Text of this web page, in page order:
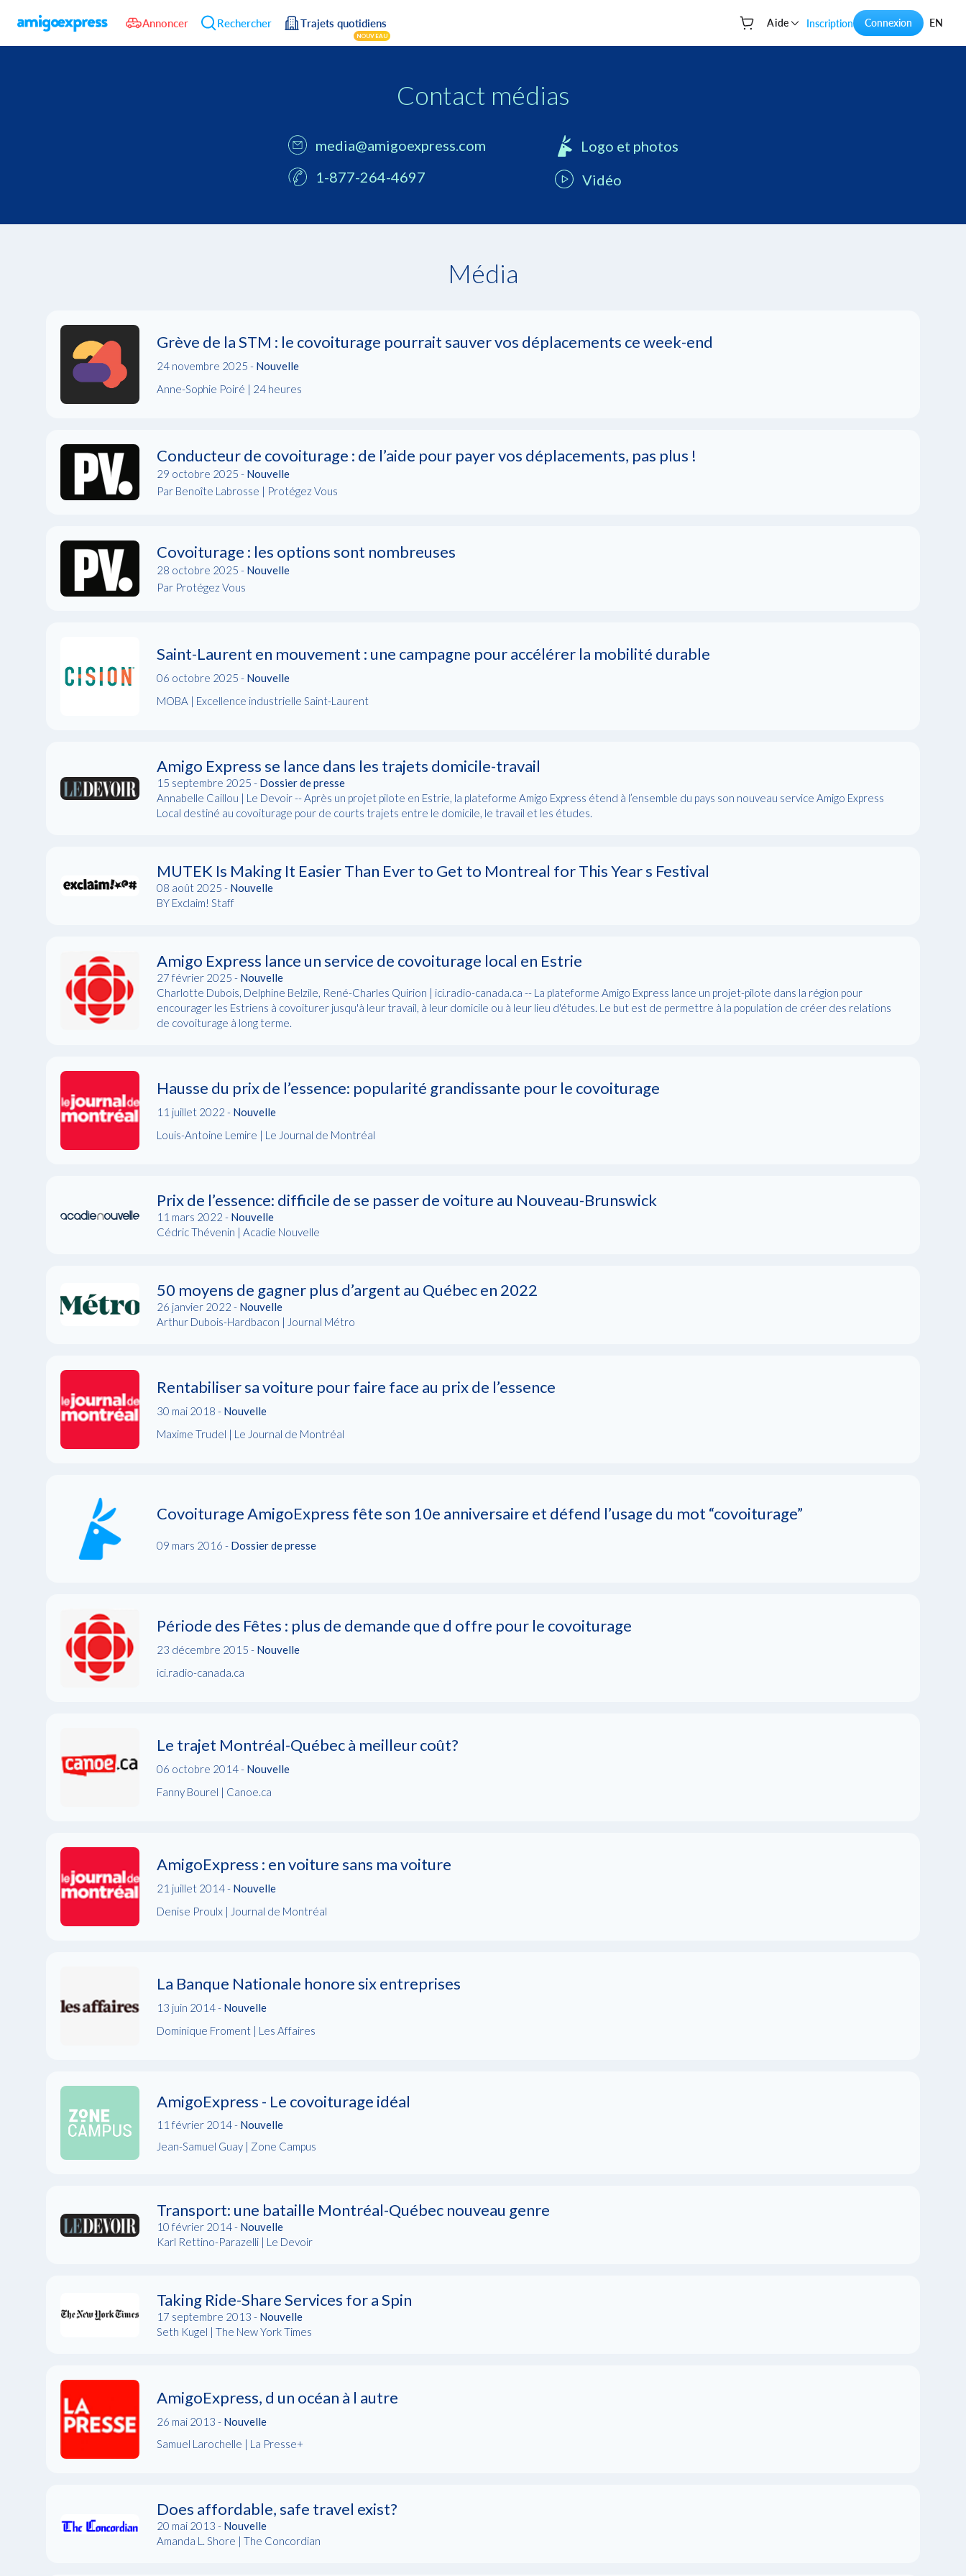
Annoncer Rechercher Trajets quotidiens
NOUVEAU
Votre panier
Aide Inscription Connexion EN
Contact médias
media@amigoexpress.com
1-877-264-4697
Logo et photos
Vidéo
Média
Grève de la STM : le covoiturage pourrait sauver vos déplacements ce week-end
24 novembre 2025 - Nouvelle
Anne-Sophie Poiré | 24 heures
Conducteur de covoiturage : de l’aide pour payer vos déplacements, pas plus !
29 octobre 2025 - Nouvelle
Par Benoîte Labrosse | Protégez Vous
Covoiturage : les options sont nombreuses
28 octobre 2025 - Nouvelle
Par Protégez Vous
Saint-Laurent en mouvement : une campagne pour accélérer la mobilité durable
06 octobre 2025 - Nouvelle
MOBA | Excellence industrielle Saint-Laurent
Amigo Express se lance dans les trajets domicile-travail
15 septembre 2025 - Dossier de presse
Annabelle Caillou | Le Devoir -- Après un projet pilote en Estrie, la plateforme Amigo Express étend à l’ensemble du pays son nouveau service Amigo Express
Local destiné au covoiturage pour de courts trajets entre le domicile, le travail et les études.
MUTEK Is Making It Easier Than Ever to Get to Montreal for This Year s Festival
08 août 2025 - Nouvelle
BY Exclaim! Staff
Amigo Express lance un service de covoiturage local en Estrie
27 février 2025 - Nouvelle
Charlotte Dubois, Delphine Belzile, René-Charles Quirion | ici.radio-canada.ca -- La plateforme Amigo Express lance un projet-pilote dans la région pour
encourager les Estriens à covoiturer jusqu'à leur travail, à leur domicile ou à leur lieu d'études. Le but est de permettre à la population de créer des relations
de covoiturage à long terme.
Hausse du prix de l’essence: popularité grandissante pour le covoiturage
11 juillet 2022 - Nouvelle
Louis-Antoine Lemire | Le Journal de Montréal
Prix de l’essence: difficile de se passer de voiture au Nouveau-Brunswick
11 mars 2022 - Nouvelle
Cédric Thévenin | Acadie Nouvelle
50 moyens de gagner plus d’argent au Québec en 2022
26 janvier 2022 - Nouvelle
Arthur Dubois-Hardbacon | Journal Métro
Rentabiliser sa voiture pour faire face au prix de l’essence
30 mai 2018 - Nouvelle
Maxime Trudel | Le Journal de Montréal
Covoiturage AmigoExpress fête son 10e anniversaire et défend l’usage du mot “covoiturage”
09 mars 2016 - Dossier de presse
Période des Fêtes : plus de demande que d offre pour le covoiturage
23 décembre 2015 - Nouvelle
ici.radio-canada.ca
Le trajet Montréal-Québec à meilleur coût?
06 octobre 2014 - Nouvelle
Fanny Bourel | Canoe.ca
AmigoExpress : en voiture sans ma voiture
21 juillet 2014 - Nouvelle
Denise Proulx | Journal de Montréal
La Banque Nationale honore six entreprises
13 juin 2014 - Nouvelle
Dominique Froment | Les Affaires
AmigoExpress - Le covoiturage idéal
11 février 2014 - Nouvelle
Jean-Samuel Guay | Zone Campus
Transport: une bataille Montréal-Québec nouveau genre
10 février 2014 - Nouvelle
Karl Rettino-Parazelli | Le Devoir
Taking Ride-Share Services for a Spin
17 septembre 2013 - Nouvelle
Seth Kugel | The New York Times
AmigoExpress, d un océan à l autre
26 mai 2013 - Nouvelle
Samuel Larochelle | La Presse+
Does affordable, safe travel exist?
20 mai 2013 - Nouvelle
Amanda L. Shore | The Concordian